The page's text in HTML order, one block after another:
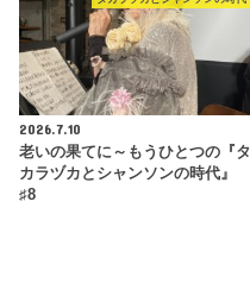
2026.7.10
老いの果てに～もうひとつの『タ
カラヅカとシャンソンの時代』
♯8